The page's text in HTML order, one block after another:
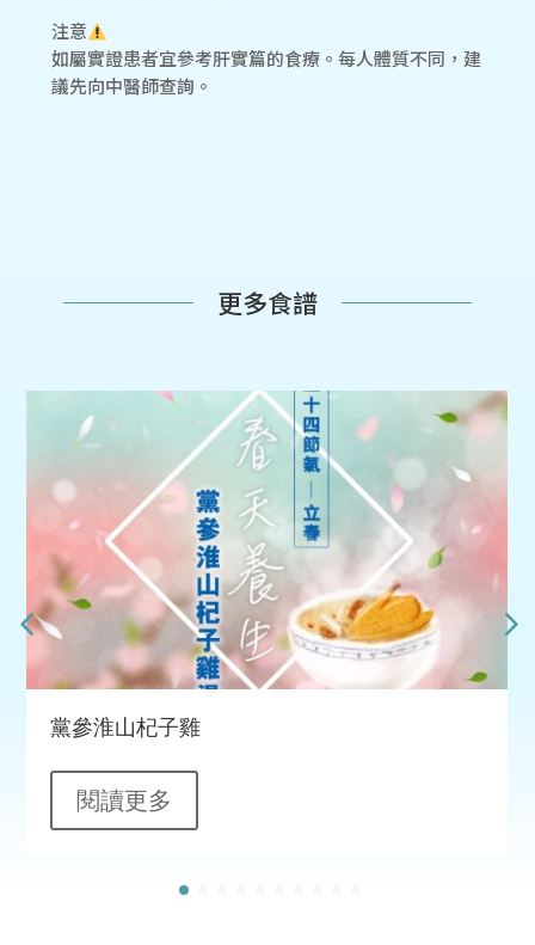
注意
如屬實證患者宜參考肝實篇的食療。每人體質不同，建
議先向中醫師查詢。
更多食譜
黨參淮山杞子雞
閱讀更多